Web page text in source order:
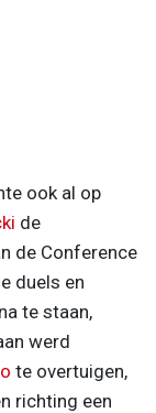
ook al op
de
de Conference
duels en
te staan,
werd
te overtuigen,
richting een